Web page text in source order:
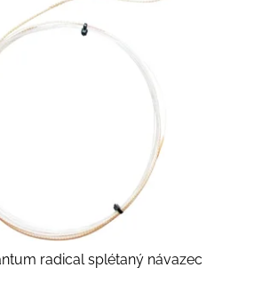
radical splétaný návazec